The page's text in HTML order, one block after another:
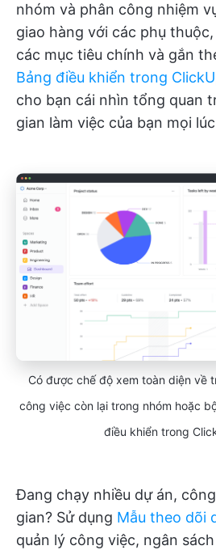
nhóm và phân công nhiệm
giao hàng với các phụ thuộc,
các mục tiêu chính và gắn
Bảng điều khiển trong
cho bạn cái nhìn tổng quan
gian làm việc của bạn mọi
Có được chế độ xem toàn diện về
công việc còn lại trong nhóm hoặc
điều khiển trong
Đang chạy nhiều dự án,
gian? Sử dụng Mẫu theo dõi
quản lý công việc, ngân